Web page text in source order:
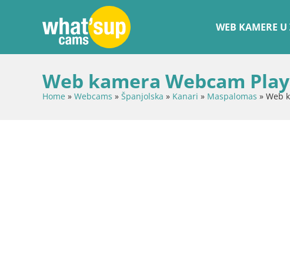
WEB KAMERE U
Web kamera Webcam
Home » Webcams » Španjolska » Kanari » Maspalomas » Web